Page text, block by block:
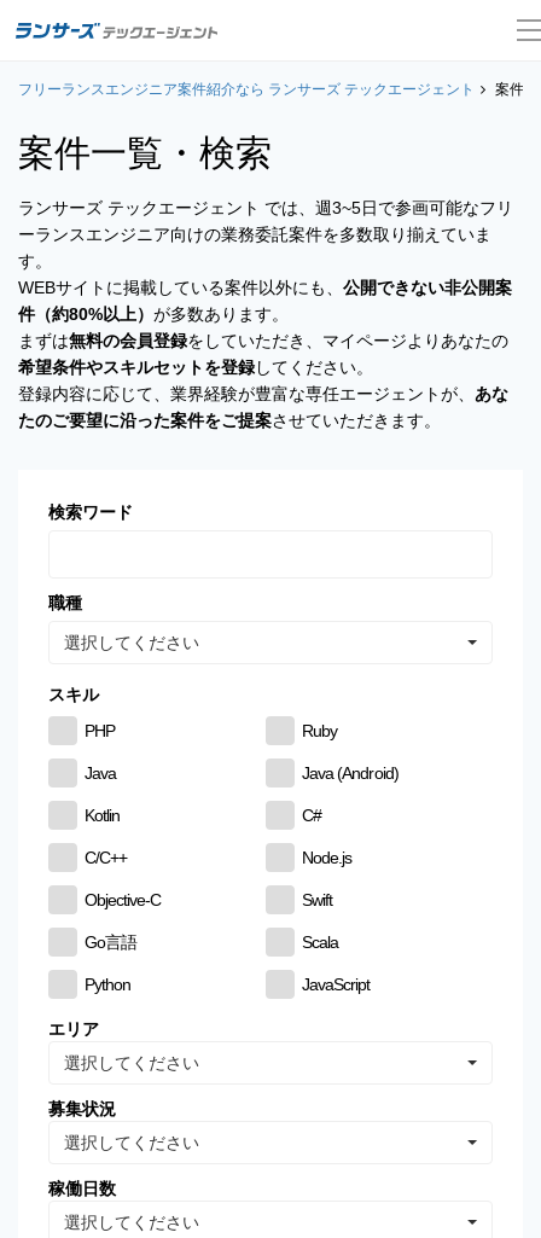
案件一覧
お役立ちコンテンツ
よくある質問
ログイン
会員登録
フリーランスエンジニア案件紹介なら ランサーズ テックエージェント 案件
案件一覧・検索
ランサーズ テックエージェント では、週3~5日で参画可能なフリ
ーランスエンジニア向けの業務委託案件を多数取り揃えていま
す。
WEBサイトに掲載している案件以外にも、 公開できない非公開案
件（約80%以上） が多数あります。
まずは無料の会員登録をしていただき、マイページよりあなたの
希望条件やスキルセットを登録してください。
登録内容に応じて、業界経験が豊富な専任エージェントが、 あな
たのご要望に沿った案件をご提案させていただきます。
検索ワード
職種
選択してください
スキル
PHP
Ruby
Java Java (Android)
Kotlin C#
C/C++ Node.js
Objective-C Swift
Go言語 Scala
Python JavaScript
CSS
MySQL
Oracle Database
Linux
VB.NET
エリア
選択してください
募集状況
選択してください
稼働日数
選択してください